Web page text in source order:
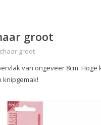
groot
groot
van ongeveer 8cm. Hoge
knipgemak!